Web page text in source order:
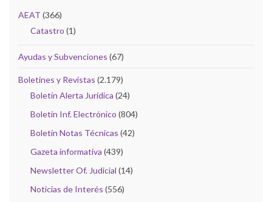
AEAT (366)
Catastro (1)
Ayudas y Subvenciones (67)
Boletines y Revistas (2.179)
Boletín Alerta Jurídica (24)
Boletín Inf. Electrónico (804)
Boletín Notas Técnicas (42)
Gazeta informativa (439)
Newsletter Of. Judicial (14)
Noticias de Interés (556)